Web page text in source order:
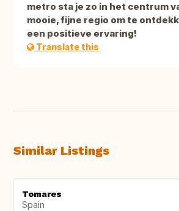
metro sta je zo in het centrum
mooie, fijne regio om te
een positieve ervaring!
Translate this
Similar Listings
Tomares
Spain